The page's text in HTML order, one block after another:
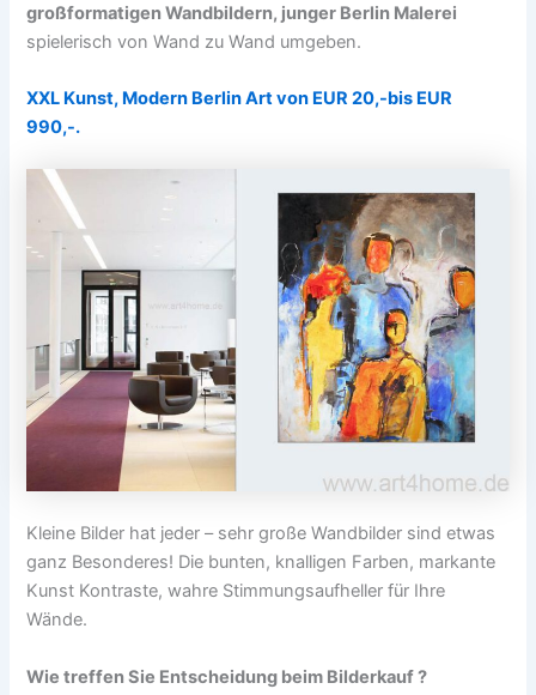
großformatigen Wandbildern, junger Berlin Malerei
spielerisch von Wand zu Wand umgeben.
XXL Kunst, Modern Berlin Art von EUR 20,-bis EUR
990,-.
Kleine Bilder hat jeder – sehr große Wandbilder sind etwas
ganz Besonderes! Die bunten, knalligen Farben, markante
Kunst Kontraste, wahre Stimmungsaufheller für Ihre
Wände.
Wie treffen Sie Entscheidung beim Bilderkauf ?